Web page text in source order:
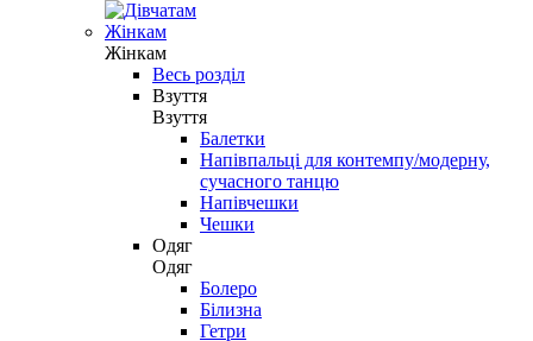
Жінкам
Жінкам
Весь розділ
Взуття
Взуття
Балетки
Напівпальці для контемпу/модерну,
сучасного танцю
Напівчешки
Чешки
Одяг
Одяг
Болеро
Білизна
Гетри